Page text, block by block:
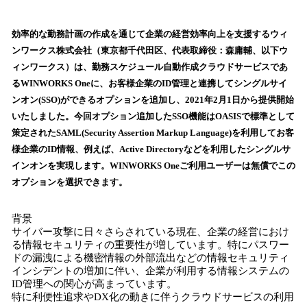
！
数
を
読
込
み
中
で
す
効率的な勤務計画の作成を通じて企業の経営効率向上を支援するウィ
ンワークス株式会社（東京都千代田区、代表取締役：森庸輔、以下ウ
ィンワークス）は、勤務スケジュール自動作成クラウドサービスであ
るWINWORKS Oneに、お客様企業のID管理と連携してシングルサイ
ンオン(SSO)ができるオプションを追加し、2021年2月1日から提供開始
いたしました。今回オプション追加したSSO機能はOASISで標準として
策定されたSAML(Security Assertion Markup Language)を利用してお客
様企業のID情報、例えば、Active Directoryなどを利用したシングルサ
インオンを実現します。WINWORKS Oneご利用ユーザーは無償でこの
オプションを選択できます。
背景
サイバー攻撃に日々さらされている現在、企業の経営におけ
る情報セキュリティの重要性が増しています。特にパスワー
ドの漏洩による機密情報の外部流出などの情報セキュリティ
インシデントの増加に伴い、企業が利用する情報システムの
ID管理への関心が高まっています。
特に利便性追求やDX化の動きに伴うクラウドサービスの利用